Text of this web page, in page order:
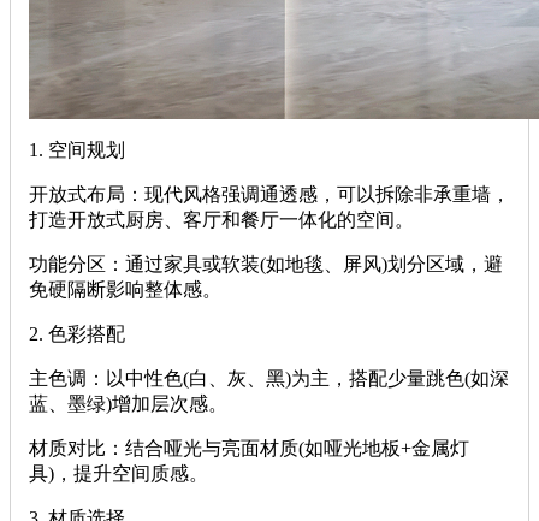
‌1. 空间规划‌
‌开放式布局‌：现代风格强调通透感，可以拆除非承重墙，
打造开放式厨房、客厅和餐厅一体化的空间。
‌功能分区‌：通过家具或软装(如地毯、屏风)划分区域，避
免硬隔断影响整体感。
‌2. 色彩搭配‌
‌主色调‌：以中性色(白、灰、黑)为主，搭配少量跳色(如深
蓝、墨绿)增加层次感。
‌材质对比‌：结合哑光与亮面材质(如哑光地板+金属灯
具)，提升空间质感。